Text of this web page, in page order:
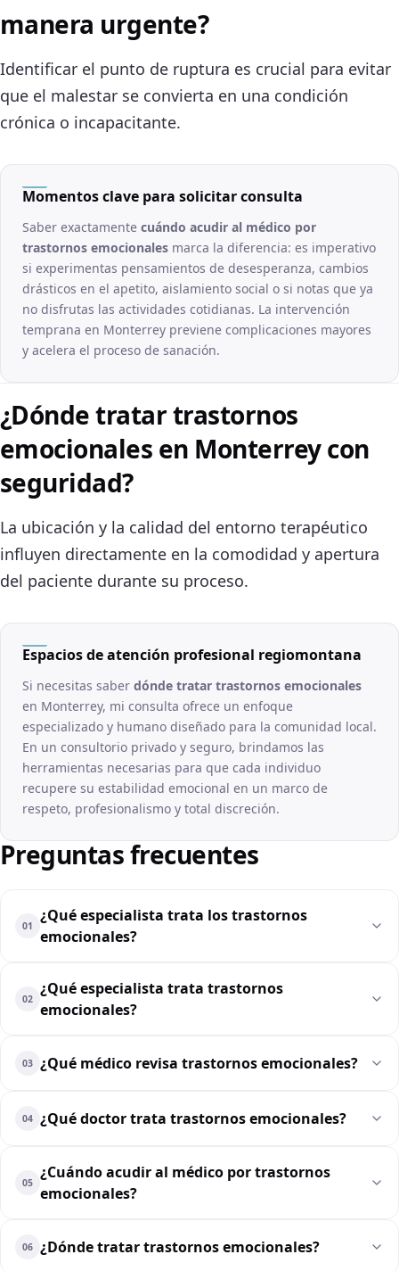
manera urgente?
Identificar el punto de ruptura es crucial para evitar
que el malestar se convierta en una condición
crónica o incapacitante.
Momentos clave para solicitar consulta
Saber exactamente cuándo acudir al médico por
trastornos emocionales marca la diferencia: es imperativo
si experimentas pensamientos de desesperanza, cambios
drásticos en el apetito, aislamiento social o si notas que ya
no disfrutas las actividades cotidianas. La intervención
temprana en Monterrey previene complicaciones mayores
y acelera el proceso de sanación.
¿Dónde tratar trastornos
emocionales en Monterrey con
seguridad?
La ubicación y la calidad del entorno terapéutico
influyen directamente en la comodidad y apertura
del paciente durante su proceso.
Espacios de atención profesional regiomontana
Si necesitas saber dónde tratar trastornos emocionales
en Monterrey, mi consulta ofrece un enfoque
especializado y humano diseñado para la comunidad local.
En un consultorio privado y seguro, brindamos las
herramientas necesarias para que cada individuo
recupere su estabilidad emocional en un marco de
respeto, profesionalismo y total discreción.
Preguntas frecuentes
01
¿Qué especialista trata los trastornos
emocionales?
02
¿Qué especialista trata trastornos
emocionales?
03 ¿Qué médico revisa trastornos emocionales?
04 ¿Qué doctor trata trastornos emocionales?
05
¿Cuándo acudir al médico por trastornos
emocionales?
06 ¿Dónde tratar trastornos emocionales?